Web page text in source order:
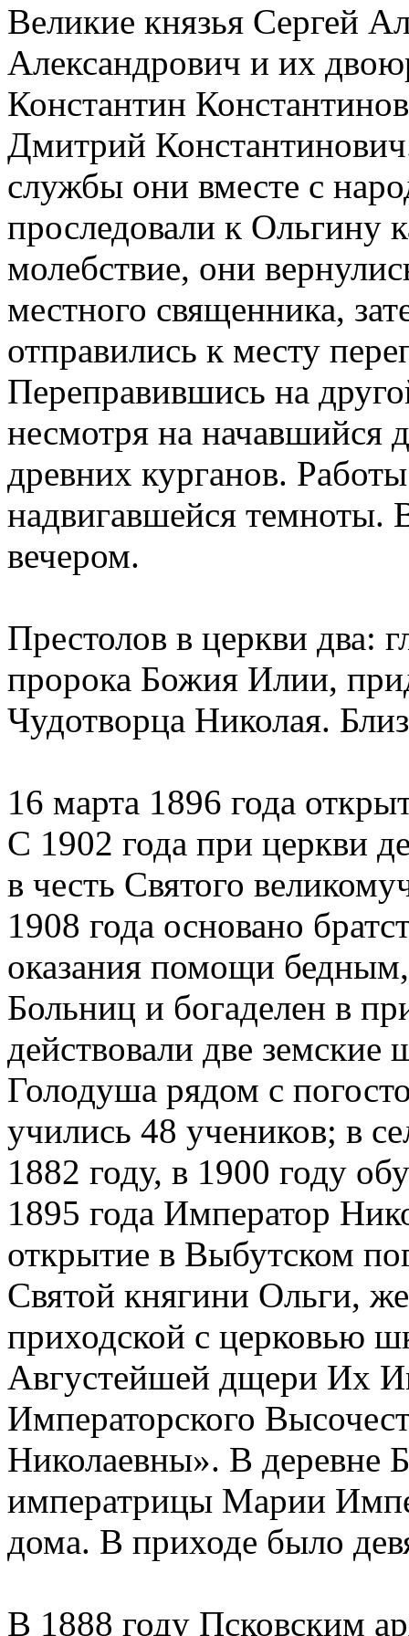
Великие князья Сергей
Александрович и их
Константин
Дмитрий
службы они вместе с
проследовали к Ольгину
молебствие, они
местного священника,
отправились к месту
Переправившись на
несмотря на начавшийся
древних курганов.
надвигавшейся темноты.
вечером.
Престолов в церкви два:
пророка Божия Илии,
Чудотворца Николая.
16 марта 1896 года
С 1902 года при церкви
в честь Святого
1908 года основано
оказания помощи
Больниц и богаделен в
действовали две
Голодуша рядом с
учились 48 учеников; в
1882 году, в 1900 году
1895 года Император
открытие в Выбутском
Святой княгини Ольги,
приходской с церковью
Августейшей дщери Их
Императорского
Николаевны». В деревне
императрицы Марии
дома. В приходе было
В 1888 году Псковским